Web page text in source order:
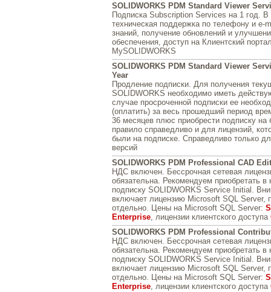
SOLIDWORKS PDM Standard Viewer
Подписка Subscription Services на 1 год. В
техническая поддержка по телефону и e-
знаний, получение обновлений и
обеспечения, доступ на Клиентский
MySOLIDWORKS
SOLIDWORKS PDM Standard Viewer
Year
Продление подписки. Для получения
SOLIDWORKS необходимо иметь
случае просроченной подписки ее
(оплатить) за весь прошедший период
36 месяцев плюс приобрести подписку
правило справедливо и для лицензий,
были на подписке. Справедливо только
версий
SOLIDWORKS PDM Professional CAD
НДС включен. Бессрочная сетевая
обязательна. Рекомендуем приобретать в
подписку SOLIDWORKS Service Initial.
включает лицензию Microsoft SQL Server,
отдельно. Цены на Microsoft SQL Server:
Enterprise, лицензии клиентского доступа
SOLIDWORKS PDM Professional
НДС включен. Бессрочная сетевая
обязательна. Рекомендуем приобретать в
подписку SOLIDWORKS Service Initial.
включает лицензию Microsoft SQL Server,
отдельно. Цены на Microsoft SQL Server:
Enterprise, лицензии клиентского доступа